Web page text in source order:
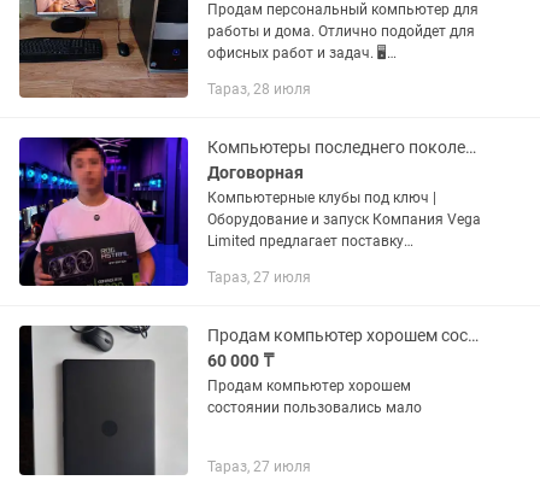
Продам персональный компьютер для
работы и дома. Отлично подойдет для
офисных работ и задач. 🖥
2 Duo E8400, 3.0 ГГц, двухъядерный
Тараз, 28 июля
Компьютеры последнего поколения оптом
Договорная
Компьютерные клубы под ключ |
Оборудование и запуск Компания Vega
Limited предлагает поставку
компьютерных клубов. Комплектация:
Тараз, 27 июля
Продам компьютер хорошем состоянии
60 000 ₸
Продам компьютер хорошем
состоянии пользовались мало
Тараз, 27 июля